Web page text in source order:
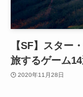
【SF】スター
旅するゲーム
2020年11月28日